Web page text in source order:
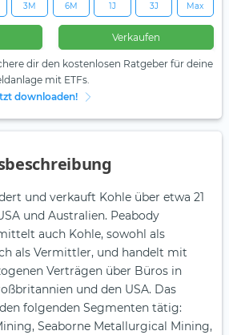
3M 6M 1J 3J Max
Verkaufen
dir den kostenlosen Ratgeber für deine
mit ETFs.
downloaden!
und verkauft Kohle über etwa 21
und Australien. Peabody
auch Kohle, sowohl als
als Vermittler, und handelt mit
Verträgen über Büros in
und den USA. Das
folgenden Segmenten tätig:
Seaborne Metallurgical Mining,